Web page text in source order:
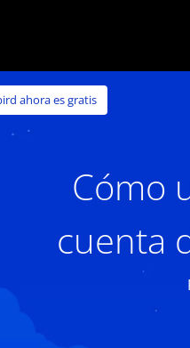
ahora es gratis
Cómo
cuenta